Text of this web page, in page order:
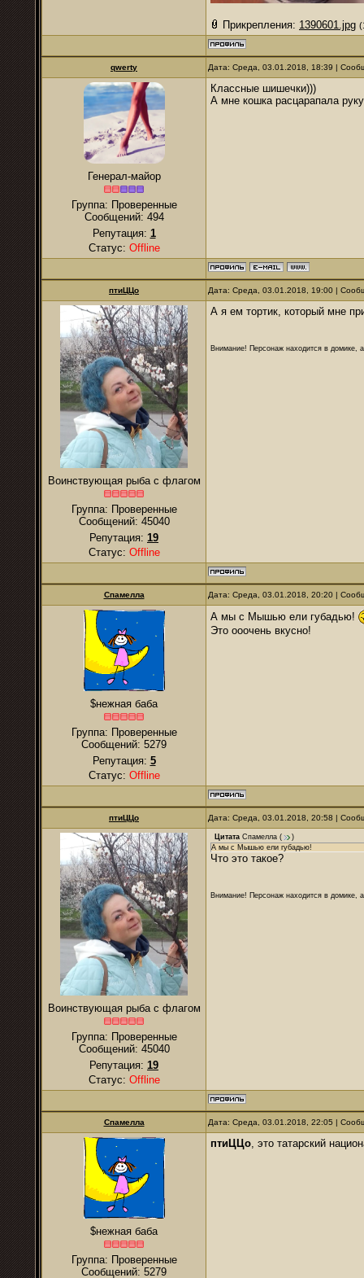
Прикрепления: 1390601.jpg
qwerty Дата: Среда, 03.01.2018, 18:39 |
Генерал-майор
Группа: Проверенные
Сообщений: 494
Репутация: 1
Статус: Offline
Классные шишечки)))
А мне кошка расцарапала
птиЦЦо Дата: Среда, 03.01.2018, 19:00 |
Воинствующая рыба с флагом
Группа: Проверенные
Сообщений: 45040
Репутация: 19
Статус: Offline
А я ем тортик, который мне
Внимание! Персонаж находится в домике,
Спамелла Дата: Среда, 03.01.2018, 20:20 |
$нежная баба
Группа: Проверенные
Сообщений: 5279
Репутация: 5
Статус: Offline
А мы с Мышью ели губадью!
Это ооочень вкусно!
птиЦЦо Дата: Среда, 03.01.2018, 20:58 |
Воинствующая рыба с флагом
Группа: Проверенные
Сообщений: 45040
Репутация: 19
Статус: Offline
Цитата Спамелла (
)
А мы с Мышью ели губадью!
Что это такое?
Внимание! Персонаж находится в домике,
Спамелла Дата: Среда, 03.01.2018, 22:05 |
$нежная баба
Группа: Проверенные
Сообщений: 5279
птиЦЦо, это татарский